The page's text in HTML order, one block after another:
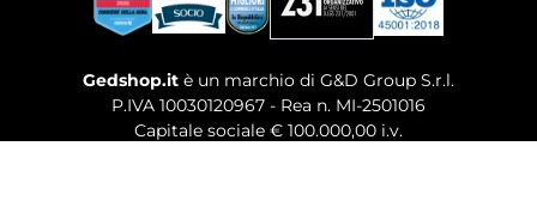
Gedshop.it è un marchio di G&D Group S.r.l.
P.IVA 10030120967 - Rea n. MI-2501016
Capitale sociale € 100.000,00 i.v.